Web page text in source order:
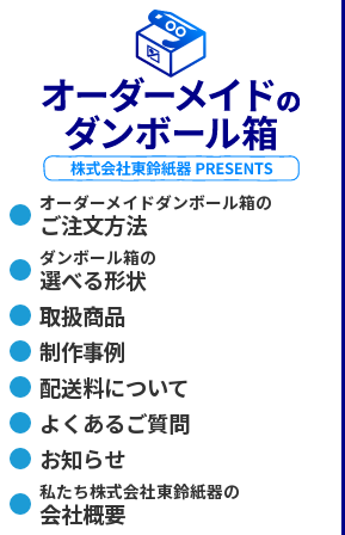
オーダーメイドダンボール箱の
ご注文方法
ダンボール箱の
選べる形状
取扱商品
制作事例
配送料について
よくあるご質問
お知らせ
私たち株式会社東鈴紙器の
会社概要